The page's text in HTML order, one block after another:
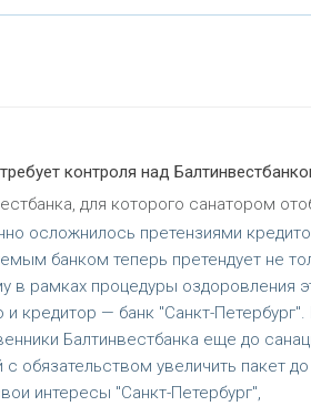
контроля над
для которого санатором
осложнилось претензиями
банком теперь претендует не
в рамках процедуры оздоровления
кредитор — банк "Санкт-Петербург".
Балтинвестбанка еще до
с обязательством увеличить пакет до
интересы "Санкт-Петербург",